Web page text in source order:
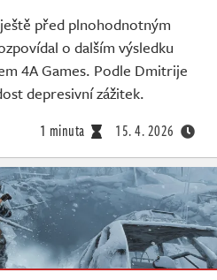
před plnohodnotným
o dalším výsledku
4A Games. Podle Dmitrije
depresivní zážitek.
1 minuta 15. 4. 2026